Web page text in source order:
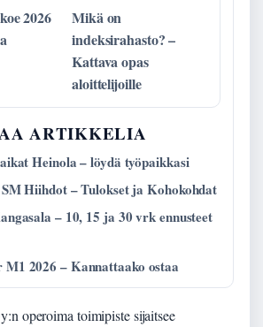
2026
Mikä on
indeksirahasto? –
Kattava opas
aloittelijoille
ARTIKKELIA
Heinola – löydä työpaikkasi
Hiihdot – Tulokset ja Kohokohdat
– 10, 15 ja 30 vrk ennusteet
2026 – Kannattaako ostaa
operoima toimipiste sijaitsee